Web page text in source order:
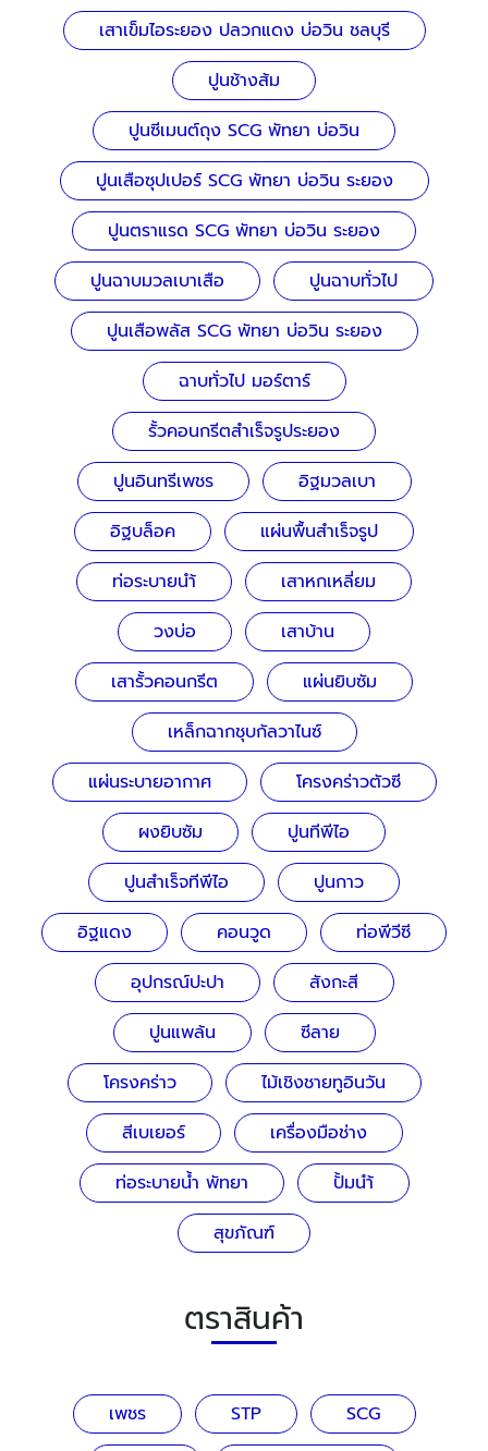
เสาเข็มไอระยอง ปลวกแดง บ่อวิน ชลบุรี
ปูนช้างส้ม
ปูนซีเมนต์ถุง SCG พัทยา บ่อวิน
ปูนเสือซุปเปอร์ SCG พัทยา บ่อวิน ระยอง
ปูนตราแรด SCG พัทยา บ่อวิน ระยอง
ปูนฉาบมวลเบาเสือ
ปูนฉาบทั่วไป
ปูนเสือพลัส SCG พัทยา บ่อวิน ระยอง
ฉาบทั่วไป มอร์ตาร์
รั้วคอนกรีตสำเร็จรูประยอง
ปูนอินทรีเพชร
อิฐมวลเบา
อิฐบล็อค
แผ่นพื้นสำเร็จรูป
ท่อระบายนำ้
เสาหกเหลี่ยม
วงบ่อ
เสาบ้าน
เสารั้วคอนกรีต
แผ่นยิบซัม
เหล็กฉากชุบกัลวาไนซ์
แผ่นระบายอากาศ
โครงคร่าวตัวซี
ผงยิบซัม
ปูนทีพีไอ
ปูนสำเร็จทีพีไอ
ปูนกาว
อิฐแดง
คอนวูด
ท่อพีวีซี
อุปกรณ์ปะปา
สังกะสี
ปูนแพล้น
ซีลาย
โครงคร่าว
ไม้เชิงชายทูอินวัน
สีเบเยอร์
เครื่องมือช่าง
ท่อระบายน้ำ พัทยา
ปั้มนำ้
สุขภัณฑ์
ตราสินค้า
เพชร STP
SCG